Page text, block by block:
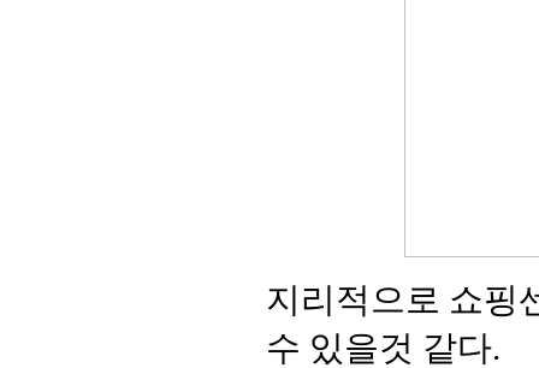
지리적으로 쇼핑
수 있을것 같다.